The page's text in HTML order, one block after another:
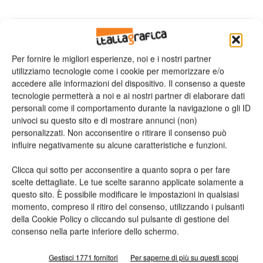
Per fornire le migliori esperienze, noi e i nostri partner
utilizziamo tecnologie come i cookie per memorizzare e/o
accedere alle informazioni del dispositivo. Il consenso a queste
tecnologie permetterà a noi e ai nostri partner di elaborare dati
personali come il comportamento durante la navigazione o gli ID
univoci su questo sito e di mostrare annunci (non)
personalizzati. Non acconsentire o ritirare il consenso può
influire negativamente su alcune caratteristiche e funzioni.
Clicca qui sotto per acconsentire a quanto sopra o per fare
scelte dettagliate. Le tue scelte saranno applicate solamente a
questo sito. È possibile modificare le impostazioni in qualsiasi
momento, compreso il ritiro del consenso, utilizzando i pulsanti
della Cookie Policy o cliccando sul pulsante di gestione del
consenso nella parte inferiore dello schermo.
Gestisci 1771 fornitori Per saperne di più su questi scopi
Articolo precedente
Live da drupa. Müller Martini,
importante partnership siglata
Prossimo articolo
Live da drupa. Zünd, il taglio è
personale
ARTICOLI CORRELATI ALTRO DALL'AUTORE
Viscom 2026 cambia volto: debutta il
nuovo format Exhibition & Conference